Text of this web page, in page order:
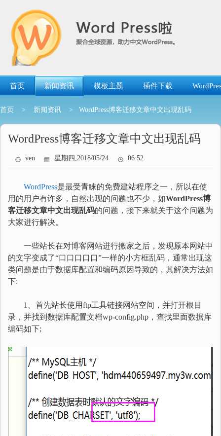
首页 新闻资讯 模板主题 插件下载
首页 > 新闻资讯 > WordPress博客迁移文章中文出现乱码
WordPress博客迁移文章中文出现乱码
ven 星期四,2018/05/24 06:52
WordPress是最受青睐的免费建站程序之一，所以在使
用的用户有许多，自然出现的问题也不少，如WordPress博
客迁移文章中文出现乱码的问题，接下来就关于这个问题为
大家进行解决。
一些站长在对博客网站进行搬家之后，发现原本网站中
的文字变成了“口口口口口”一样的小方框乱码，通常出现这
类问题是由于数据库配置和编码原因导致的，其解决方法如
下:
1、首先站长使用ftp工具链接网站空间，并打开根目
录，并找到数据库配置文档wp-config.php，查找里面数据库
编码如下;